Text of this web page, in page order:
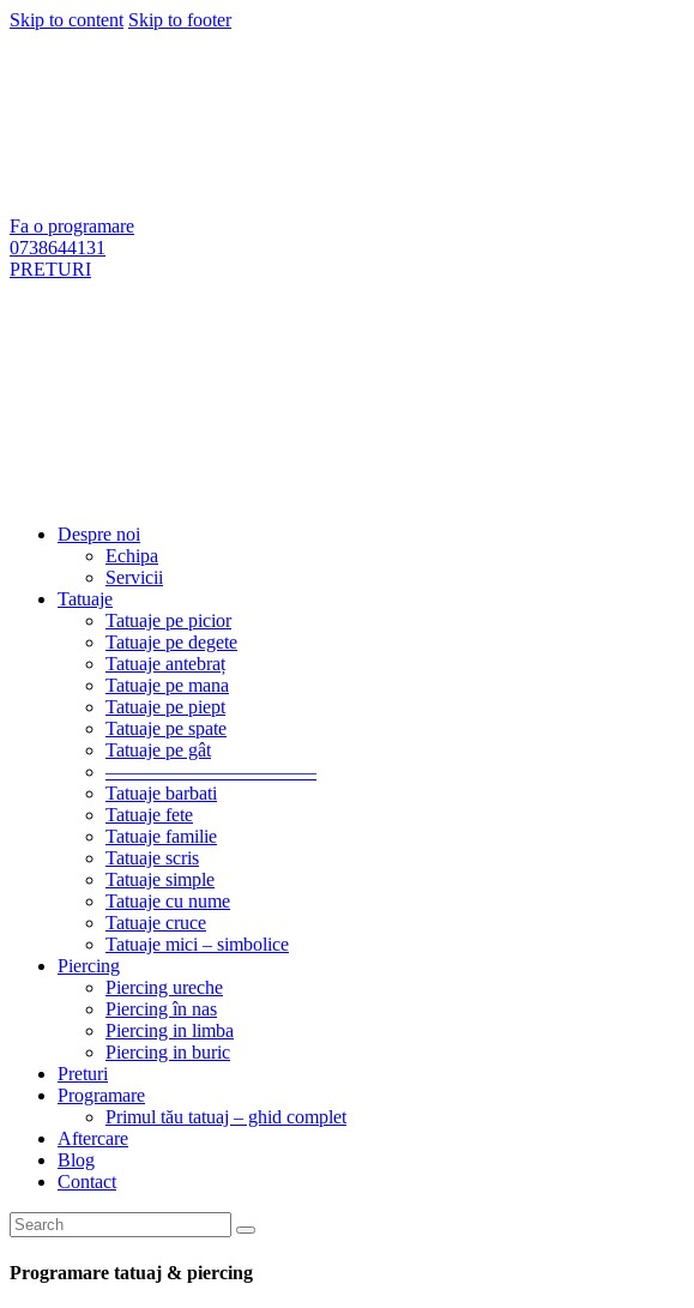
Skip to content Skip to footer
Fa o programare
0738644131
PRETURI
Despre noi
Echipa
Servicii
Tatuaje
Tatuaje pe picior
Tatuaje pe degete
Tatuaje antebraț
Tatuaje pe mana
Tatuaje pe piept
Tatuaje pe spate
Tatuaje pe gât
———————————
Tatuaje barbati
Tatuaje fete
Tatuaje familie
Tatuaje scris
Tatuaje simple
Tatuaje cu nume
Tatuaje cruce
Tatuaje mici – simbolice
Piercing
Piercing ureche
Piercing în nas
Piercing in limba
Piercing in buric
Preturi
Programare
Primul tău tatuaj – ghid complet
Aftercare
Blog
Contact
Programare tatuaj & piercing